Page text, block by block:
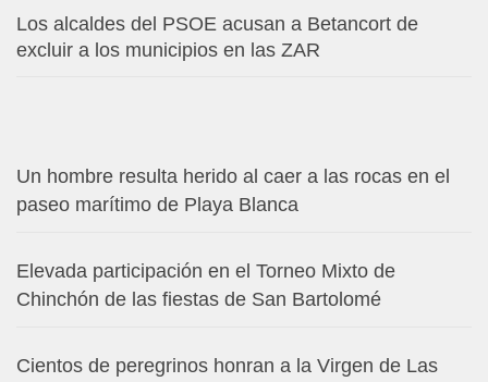
Los alcaldes del PSOE acusan a Betancort de
excluir a los municipios en las ZAR
Un hombre resulta herido al caer a las rocas en el
paseo marítimo de Playa Blanca
Elevada participación en el Torneo Mixto de
Chinchón de las fiestas de San Bartolomé
Cientos de peregrinos honran a la Virgen de Las